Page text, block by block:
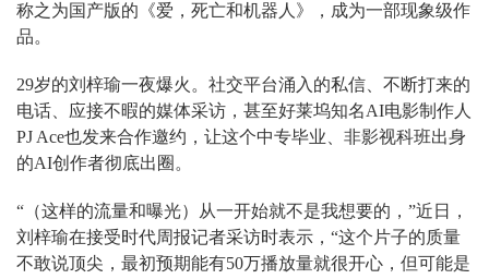
称之为国产版的《爱，死亡和机器人》，成为一部现象级作
品。
29岁的刘梓瑜一夜爆火。社交平台涌入的私信、不断打来的
电话、应接不暇的媒体采访，甚至好莱坞知名AI电影制作人
PJ Ace也发来合作邀约，让这个中专毕业、非影视科班出身
的AI创作者彻底出圈。
“（这样的流量和曝光）从一开始就不是我想要的，”近日，
刘梓瑜在接受时代周报记者采访时表示，“这个片子的质量
不敢说顶尖，最初预期能有50万播放量就很开心，但可能是